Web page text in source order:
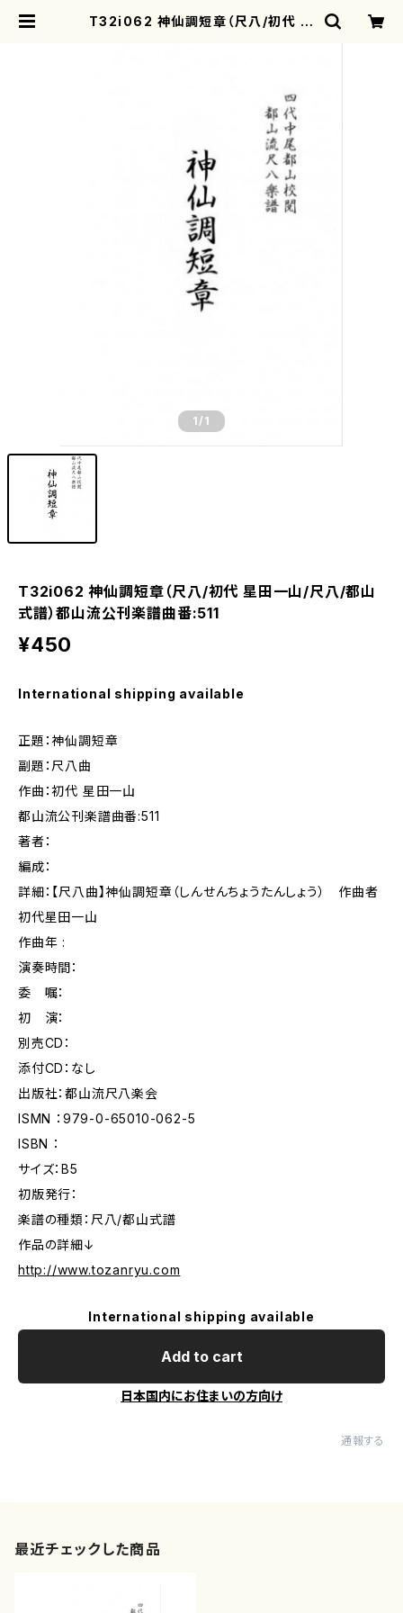
T32i062 神仙調短章（尺八/初代 星
1 /1
T32i062 神仙調短章（尺八/初代 星田一山/尺八/都山
式譜）都山流公刊楽譜曲番:511
¥450
International shipping available
正題：神仙調短章
副題：尺八曲
作曲：初代 星田一山
都山流公刊楽譜曲番:511
著者：
編成：
詳細：【尺八曲】神仙調短章（しんせんちょうたんしょう） 作曲者
初代星田一山
作曲年 :
演奏時間：
委 嘱：
初 演：
別売CD：
添付CD：なし
出版社：都山流尺八楽会
ISMN ：979-0-65010-062-5
ISBN ：
サイズ：B5
初版発行：
楽譜の種類：尺八/都山式譜
作品の詳細↓
http://www.tozanryu.com
International shipping available
Add to cart
日本国内にお住まいの方向け
通報する
最近チェックした商品